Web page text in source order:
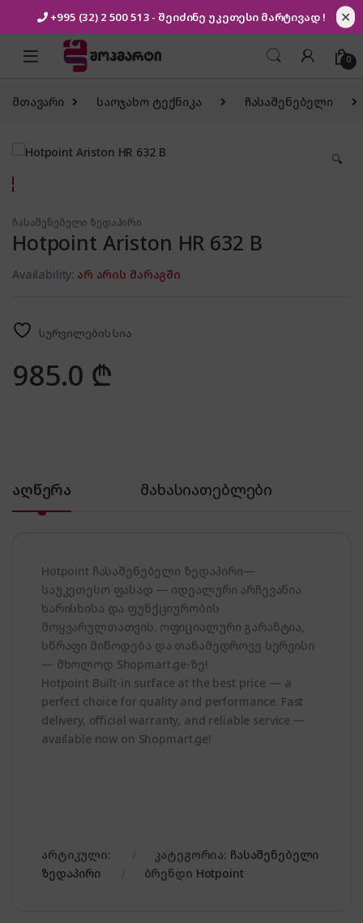
+995 (32) 2 500 513 - შეიძინე უკეთესი მარტივად ! ✕
Skip to navigation
Skip to content
0
მთავარი საოჯახო ტექნიკა ჩასაშენებელი
🔍
ჩასაშენებელი ზედაპირი
Hotpoint Ariston HR 632 B
Availability: არ არის მარაგში
სურვილების სია
985.0 ₾
აღწერა მახასიათებლები
Hotpoint ჩასაშენებელი ზედაპირი—
საუკეთესო ფასად — იდეალური არჩევანია
ხარისხისა და ფუნქციურობის
მოყვარულთათვის. ოფიციალური გარანტია,
სწრაფი მიწოდება და თანამედროვე სერვისი
— მხოლოდ Shopmart.ge-ზე!
Hotpoint Built-in surface at the best price — a
perfect choice for quality and performance. Fast
delivery, official warranty, and reliable service —
available now on Shopmart.ge!
არტიკული: კატეგორია: ჩასაშენებელი
ზედაპირი
ბრენდი Hotpoint